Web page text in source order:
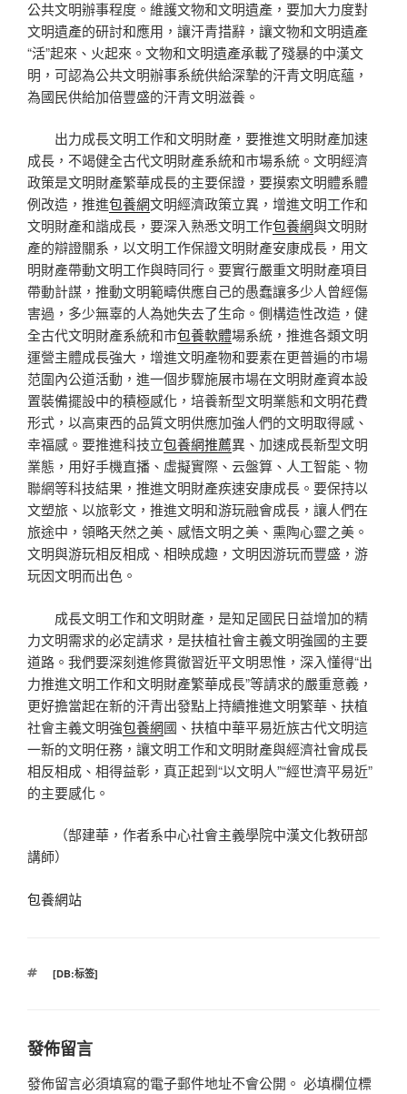
公共文明辦事程度。維護文物和文明遺產，要加大力度對
文明遺產的研討和應用，讓汗青措辭，讓文物和文明遺產
“活”起來、火起來。文物和文明遺產承載了殘暴的中漢文
明，可認為公共文明辦事系統供給深摯的汗青文明底蘊，
為國民供給加倍豐盛的汗青文明滋養。
出力成長文明工作和文明財產，要推進文明財產加速
成長，不竭健全古代文明財產系統和市場系統。文明經濟
政策是文明財產繁華成長的主要保證，要摸索文明體系體
例改造，推進包養網文明經濟政策立異，增進文明工作和
文明財產和諧成長，要深入熟悉文明工作包養網與文明財
產的辯證關系，以文明工作保證文明財產安康成長，用文
明財產帶動文明工作與時同行。要實行嚴重文明財產項目
帶動計謀，推動文明範疇供應自己的愚蠢讓多少人曾經傷
害過，多少無辜的人為她失去了生命。側構造性改造，健
全古代文明財產系統和市包養軟體場系統，推進各類文明
運營主體成長強大，增進文明產物和要素在更普遍的市場
范圍內公道活動，進一個步驟施展市場在文明財產資本設
置裝備擺設中的積極感化，培養新型文明業態和文明花費
形式，以高東西的品質文明供應加強人們的文明取得感、
幸福感。要推進科技立包養網推薦異、加速成長新型文明
業態，用好手機直播、虛擬實際、云盤算、人工智能、物
聯網等科技結果，推進文明財產疾速安康成長。要保持以
文塑旅、以旅彰文，推進文明和游玩融會成長，讓人們在
旅途中，領略天然之美、感悟文明之美、熏陶心靈之美。
文明與游玩相反相成、相映成趣，文明因游玩而豐盛，游
玩因文明而出色。
成長文明工作和文明財產，是知足國民日益增加的精
力文明需求的必定請求，是扶植社會主義文明強國的主要
道路。我們要深刻進修貫徹習近平文明思惟，深入懂得“出
力推進文明工作和文明財產繁華成長”等請求的嚴重意義，
更好擔當起在新的汗青出發點上持續推進文明繁華、扶植
社會主義文明強包養網國、扶植中華平易近族古代文明這
一新的文明任務，讓文明工作和文明財產與經濟社會成長
相反相成、相得益彰，真正起到“以文明人”“經世濟平易近”
的主要感化。
（郜建華，作者系中心社會主義學院中漢文化教研部
講師）
包養網站
標
[DB:标签]
發佈留言
發佈留言必須填寫的電子郵件地址不會公開。 必填欄位標